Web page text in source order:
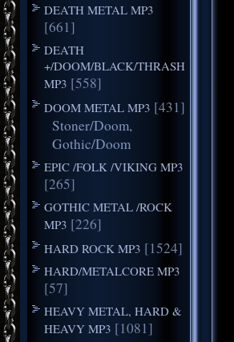
DEATH METAL MP3
[661]
DEATH
+/DOOM/BLACK/THRASH
MP3 [558]
DOOM METAL MP3 [431]
Stoner/Doom,
Gothic/Doom
EPIC /FOLK /VIKING MP3
[265]
GOTHIC METAL /ROCK
MP3 [226]
HARD ROCK MP3 [1524]
HARD/METALCORE MP3
[57]
HEAVY METAL, HARD &
HEAVY MP3 [1081]